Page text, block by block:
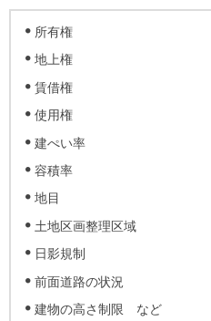
ショ
件
探
す
査
売却向け
サービス
都圏）
古屋）
経営ビジ
ョン
沿革
会社案内
（電子ブ
ック版）
法人のお客さま
提携企業にお勤めの方
会員ページ
所有権
地上権
賃借権
使用権
建ぺい率
容積率
地目
土地区画整理区域
日影規制
前面道路の状況
建物の高さ制限 など